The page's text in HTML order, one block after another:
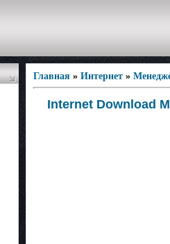
Главная » Интернет »
Internet Download